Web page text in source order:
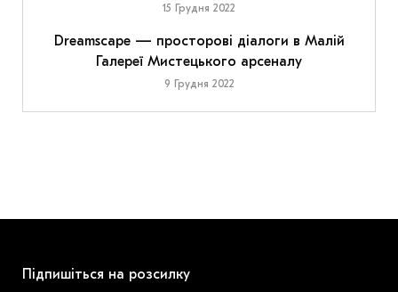
15 Грудня 2022
Dreamscape — просторові діалоги в Малій
Галереї Мистецького арсеналу
9 Грудня 2022
Підпишіться на розсилку